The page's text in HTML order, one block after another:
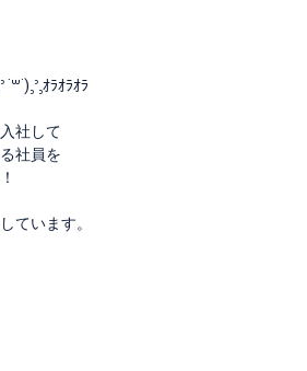
ｵﾗｵﾗｵﾗ
社して
社員を
ています。